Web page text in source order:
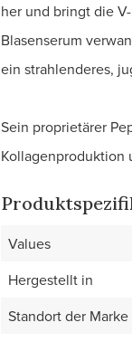
her und bringt die
Blasenserum
ein strahlenderes,
Sein proprietärer
Kollagenproduktion
Values
Hergestellt in
Standort der Marke